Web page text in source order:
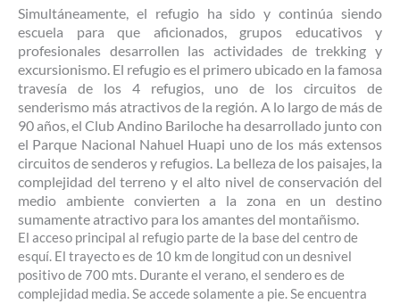
Simultáneamente, el refugio ha sido y continúa siendo
escuela para que aficionados, grupos educativos y
profesionales desarrollen las actividades de trekking y
excursionismo. El refugio es el primero ubicado en la famosa
travesía de los 4 refugios, uno de los circuitos de
senderismo más atractivos de la región. A lo largo de más de
90 años, el Club Andino Bariloche ha desarrollado junto con
el Parque Nacional Nahuel Huapi uno de los más extensos
circuitos de senderos y refugios. La belleza de los paisajes, la
complejidad del terreno y el alto nivel de conservación del
medio ambiente convierten a la zona en un destino
sumamente atractivo para los amantes del montañismo.
El acceso principal al refugio parte de la base del centro de
esquí. El trayecto es de 10 km de longitud con un desnivel
positivo de 700 mts. Durante el verano, el sendero es de
complejidad media. Se accede solamente a pie. Se encuentra